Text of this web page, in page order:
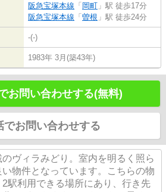
阪急宝塚本線 「 岡町 」駅 徒歩17分
阪急宝塚本線 「 曽根 」駅 徒歩24分
-(-)
1983年 3月(築43年)
お問い合わせする(無料)
でお問い合わせする
ヴィラみどり。室内を明るく照ら
物件となっています。こちらの物
駅利用できる場所にあり、行き先